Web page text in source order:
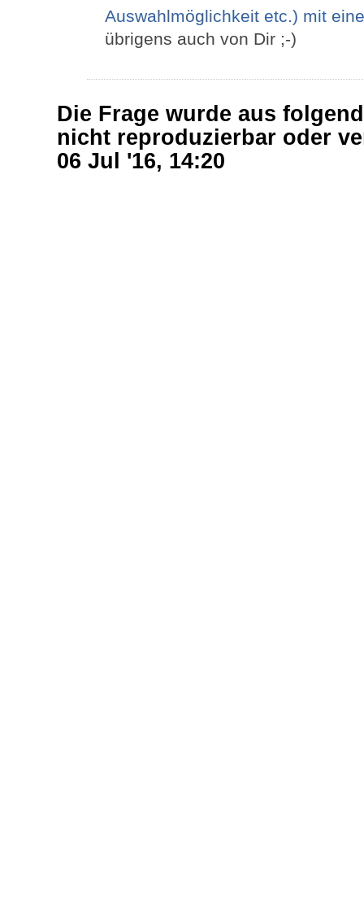
Auswahlmöglichkeit etc.) mit
übrigens auch von Dir ;-)
Die Frage wurde aus
nicht reproduzierbar oder
06 Jul '16, 14:20